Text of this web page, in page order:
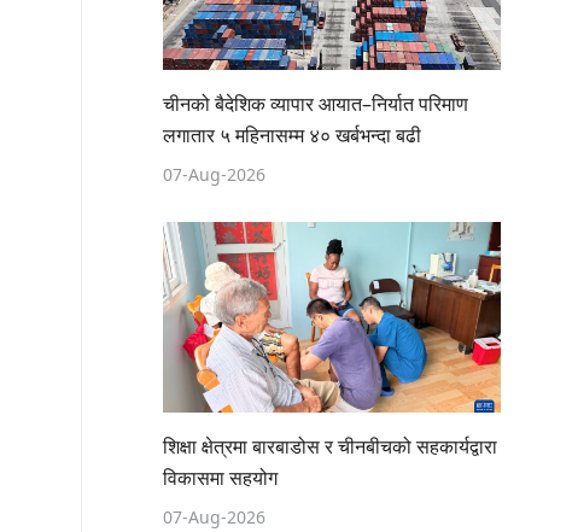
चीनको बैदेशिक व्यापार आयात–निर्यात परिमाण
लगातार ५ महिनासम्म ४० खर्बभन्दा बढी
07-Aug-2026
शिक्षा क्षेत्रमा बारबाडोस र चीनबीचको सहकार्यद्वारा
विकासमा सहयोग
07-Aug-2026